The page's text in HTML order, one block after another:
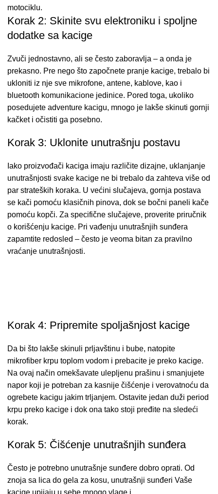
motociklu.
Korak 2: Skinite svu elektroniku i spoljne
dodatke sa kacige
Zvuči jednostavno, ali se često zaboravlja – a onda je
prekasno. Pre nego što započnete pranje kacige, trebalo bi
ukloniti iz nje sve mikrofone, antene, kablove, kao i
bluetooth komunikacione jedinice. Pored toga, ukoliko
posedujete adventure kacigu, mnogo je lakše skinuti gornji
kačket i očistiti ga posebno.
Korak 3: Uklonite unutrašnju postavu
Iako proizvođači kaciga imaju različite dizajne, uklanjanje
unutrašnjosti svake kacige ne bi trebalo da zahteva više od
par strateških koraka. U većini slučajeva, gornja postava
se kači pomoću klasičnih pinova, dok se bočni paneli kače
pomoću kopči. Za specifične slučajeve, proverite priručnik
o korišćenju kacige. Pri vađenju unutrašnjih sunđera
zapamtite redosled – često je veoma bitan za pravilno
vraćanje unutrašnjosti.
Korak 4: Pripremite spoljašnjost kacige
Da bi što lakše skinuli prljavštinu i bube, natopite
mikrofiber krpu toplom vodom i prebacite je preko kacige.
Na ovaj način omekšavate ulepljenu prašinu i smanjujete
napor koji je potreban za kasnije čišćenje i verovatnoću da
ogrebete kacigu jakim trljanjem. Ostavite jedan duži period
krpu preko kacige i dok ona tako stoji pređite na sledeći
korak.
Korak 5: Čišćenje unutrašnjih sunđera
Često je potrebno unutrašnje sunđere dobro oprati. Od
znoja sa lica do gela za kosu, unutrašnji sunđeri Vaše
kacige upijaju u sebe mnogo vlage i